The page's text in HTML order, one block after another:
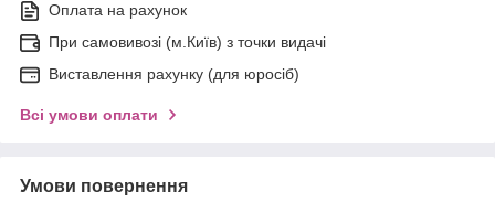
Оплата на рахунок
При самовивозі (м.Київ) з точки видачі
Виставлення рахунку (для юросіб)
Всі умови оплати
Умови повернення